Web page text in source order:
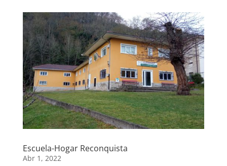
Escuela-Hogar Reconquista
Abr 1, 2022